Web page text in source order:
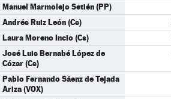
Manuel Marmolejo Setién (PP)
Andrés Ruiz León (Cs)
Laura Moreno Incio (Cs)
José Luis Bernabé López de
Cózar (Cs)
Pablo Fernando Sáenz de Tejada
Ariza (VOX)